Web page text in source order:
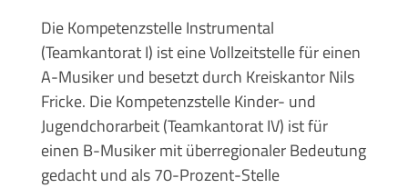
Die Kompetenzstelle Instrumental
(Teamkantorat I) ist eine Vollzeitstelle für einen
A-Musiker und besetzt durch Kreiskantor Nils
Fricke. Die Kompetenzstelle Kinder- und
Jugendchorarbeit (Teamkantorat IV) ist für
einen B-Musiker mit überregionaler Bedeutung
gedacht und als 70-Prozent-Stelle